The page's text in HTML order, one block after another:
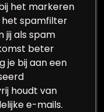
het markeren
het spamfilter
jij als spam
beter
je bij aan een
houdt van
e-mails.